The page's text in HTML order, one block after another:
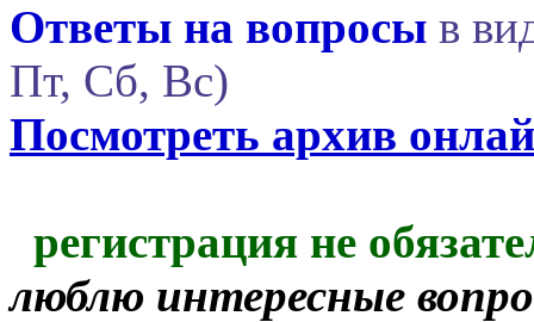
Ответы на вопросы в
Пт, Сб, Вс)
Посмотреть архив
регистрация не
люблю интересные